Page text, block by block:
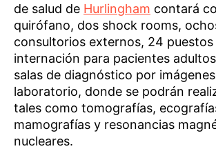
de salud de Hurlingham contará
quirófano, dos shock rooms,
consultorios externos, 24 puestos
internación para pacientes
salas de diagnóstico por
laboratorio, donde se podrán
tales como tomografías,
mamografías y resonancias
nucleares.